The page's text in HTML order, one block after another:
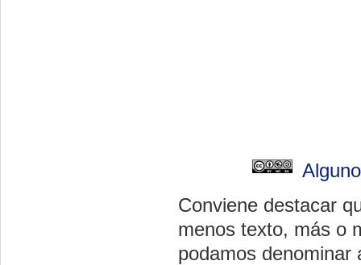
Conviene destacar
menos texto, más o
podamos